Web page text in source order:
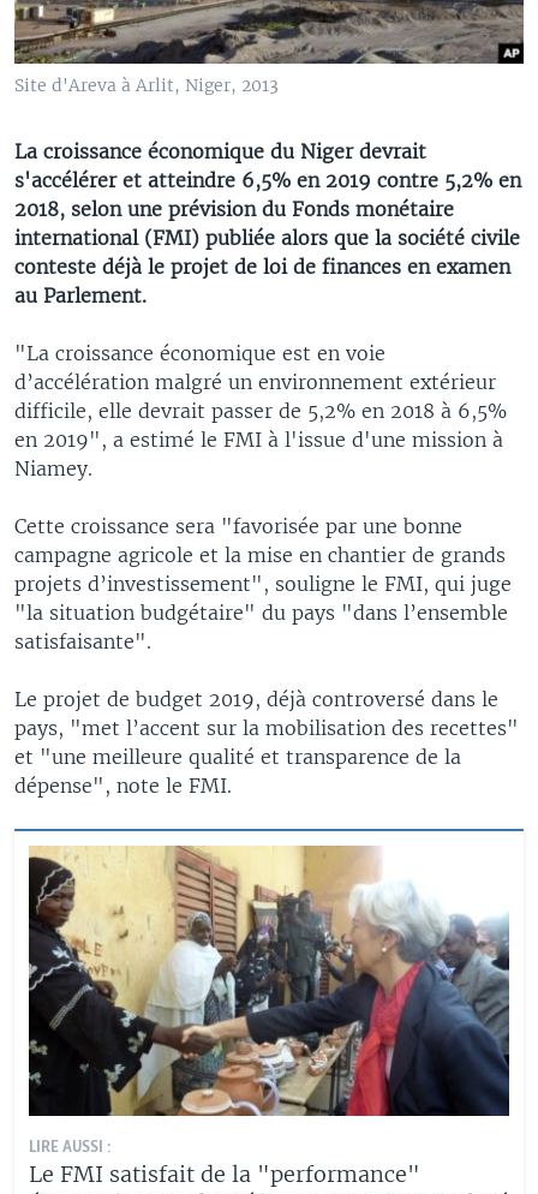
Site d'Areva à Arlit, Niger, 2013
La croissance économique du Niger devrait
s'accélérer et atteindre 6,5% en 2019 contre 5,2% en
2018, selon une prévision du Fonds monétaire
international (FMI) publiée alors que la société civile
conteste déjà le projet de loi de finances en examen
au Parlement.
"La croissance économique est en voie
d’accélération malgré un environnement extérieur
difficile, elle devrait passer de 5,2% en 2018 à 6,5%
en 2019", a estimé le FMI à l'issue d'une mission à
Niamey.
Cette croissance sera "favorisée par une bonne
campagne agricole et la mise en chantier de grands
projets d’investissement", souligne le FMI, qui juge
"la situation budgétaire" du pays "dans l’ensemble
satisfaisante".
Le projet de budget 2019, déjà controversé dans le
pays, "met l’accent sur la mobilisation des recettes"
et "une meilleure qualité et transparence de la
dépense", note le FMI.
LIRE AUSSI :
Le FMI satisfait de la "performance"